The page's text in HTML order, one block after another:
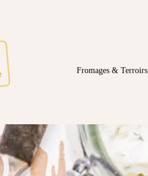
Fromages & Terroirs